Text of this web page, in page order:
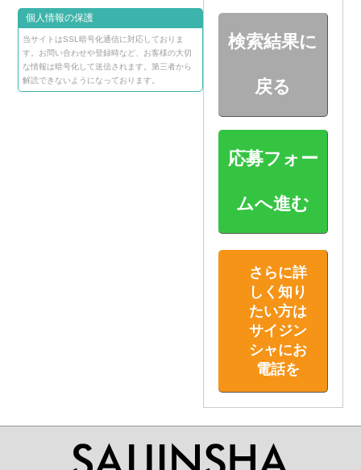
検索結果に
戻る
応募フォー
ムへ進む
さらに詳
しく知り
たい方は
サイジン
シャにお
電話を
個人情報の保護
当サイトはSSL暗号化通信に対応しておりま
す。お問い合わせや登録時など、お客様の大切
な情報は暗号化して送信されます。第三者から
解読できないようになっております。